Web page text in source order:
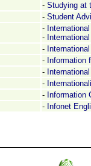
- Studying at
- Student
-
-
-
- Information
-
-
- Information
- Infonet